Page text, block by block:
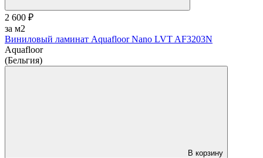
2 600 ₽
за м2
Виниловый ламинат Aquafloor Nano LVT AF3203N
Aquafloor
(Бельгия)
В корзину